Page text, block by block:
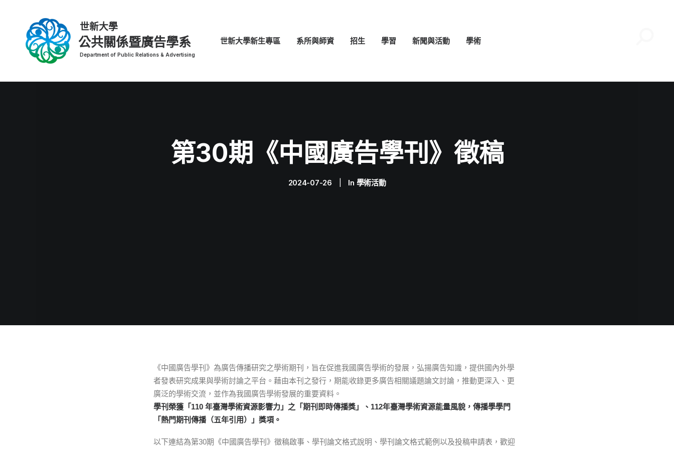
公共關係暨廣告學系 世新大學新生專區 系所與師資 招生 學習 新聞與活動 學術
第30期《中國廣告學刊》徵稿
2024-07-26 In 學術活動
《中國廣告學刊》為廣告傳播研究之學術期刊，旨在促進我國廣告學術的發展，弘揚廣告知識，提供國內外學
者發表研究成果與學術討論之平台。藉由本刊之發行，期能收錄更多廣告相關議題論文討論，推動更深入、更
廣泛的學術交流，並作為我國廣告學術發展的重要資料。
學刊榮獲「 110 年臺灣學術資源影響力」之「期刊即時傳播獎」、 112年臺灣學術資源能量風貌，傳播學學門
「熱門期刊傳播（五年引用）」獎項。
以下連結為第30期《中國廣告學刊》徵稿啟事、學刊論文格式說明、學刊論文格式範例以及投稿申請表，歡迎